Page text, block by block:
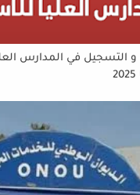
التسجيل في المدارس